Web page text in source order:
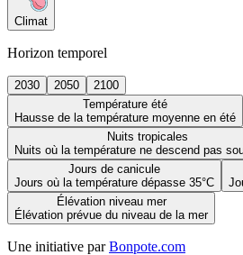
Climat
Horizon temporel
2030 2050
2100
Température été
Hausse de la température moyenne en été
Nuits tropicales
Nuits où la température ne descend pas
Jours de canicule
Jours où la température dépasse 35°C
Élévation niveau mer
Élévation prévue du niveau de la mer
Une initiative par Bonpote.com